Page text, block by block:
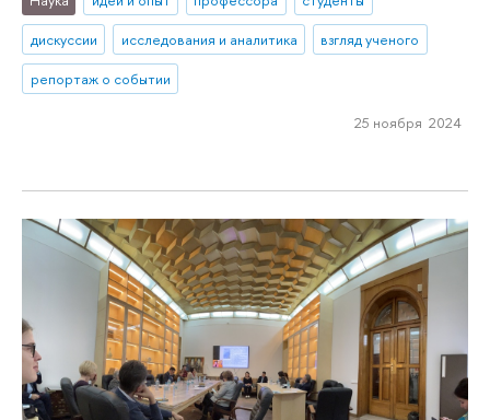
дискуссии
исследования и аналитика
взгляд ученого
репортаж о событии
25 ноября 2024